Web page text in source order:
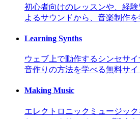
初心者向けのレッスンや、経
よるサウンドから、音楽制作を
Learning Synths
ウェブ上で動作するシンセサイ
音作りの方法を学べる無料サイ
Making Music
エレクトロニックミュージッ